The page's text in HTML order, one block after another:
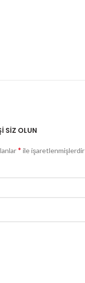
SIZ OLUN
* ile işaretlenmişlerdir